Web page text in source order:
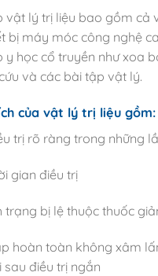
vật lý trị liệu bao gồm cả
bị máy móc công nghệ
y học cổ truyền như xoa
và các bài tập vật lý.
của vật lý trị liệu gồm:
trị rõ ràng trong những
gian điều trị
trạng bị lệ thuộc thuốc
hoàn toàn không xâm
sau điều trị ngắn